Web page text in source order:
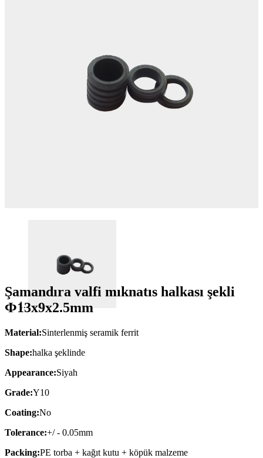
Şamandıra valfi mıknatıs halkası şekli
Ф13x9x2.5mm
Material:Sinterlenmiş seramik ferrit
Shape:halka şeklinde
Appearance:Siyah
Grade:Y10
Coating:No
Tolerance:+/ - 0.05mm
Packing:PE torba + kağıt kutu + köpük malzeme